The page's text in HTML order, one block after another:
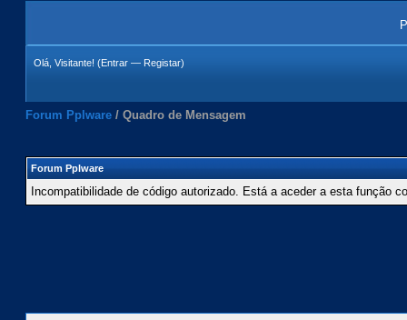
Olá, Visitante! (Entrar — Registar)
Forum Pplware / Quadro de Mensagem
Forum Pplware
Incompatibilidade de código autorizado. Está a aceder a esta função